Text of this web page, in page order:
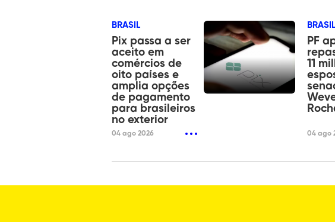
BRASIL
Pix passa a ser
aceito em
comércios de
oito países e
amplia opções
de pagamento
para brasileiros
no exterior
04 ago 2026
BRASIL
PF
11
04 ago